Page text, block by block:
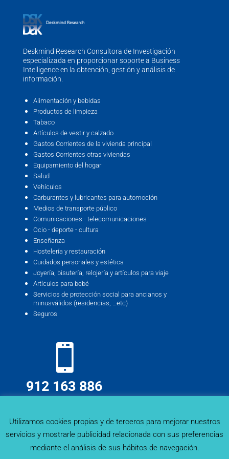
Deskmind Research Consultora de Investigación
especializada en proporcionar soporte a Business
Intelligence en la obtención, gestión y análisis de
información.
Alimentación y bebidas
Productos de limpieza
Tabaco
Artículos de vestir y calzado
Gastos Corrientes de la vivienda principal
Gastos Corrientes otras viviendas
Equipamiento del hogar
Salud
Vehículos
Carburantes y lubricantes para automoción
Medios de transporte público
Comunicaciones - telecomunicaciones
Ocio - deporte - cultura
Enseñanza
Hostelería y restauración
Cuidados personales y estética
Joyería, bisutería, relojería y artículos para viaje
Artículos para bebé
Servicios de protección social para ancianos y
minusválidos (residencias, …etc)
Seguros
912 163 886
Utilizamos cookies propias y de terceros para mejorar nuestros
servicios y mostrarle publicidad relacionada con sus preferencias
mediante el análisis de sus hábitos de navegación.